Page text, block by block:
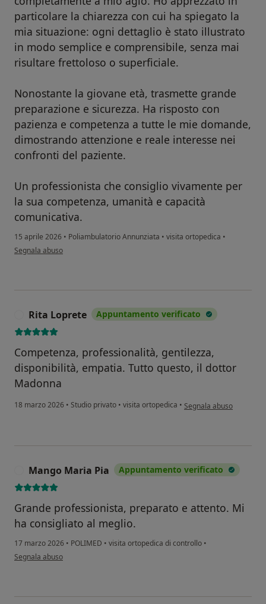
particolare la chiarezza con cui ha spiegato la
mia situazione: ogni dettaglio è stato illustrato
in modo semplice e comprensibile, senza mai
risultare frettoloso o superficiale.
Nonostante la giovane età, trasmette grande
preparazione e sicurezza. Ha risposto con
pazienza e competenza a tutte le mie domande,
dimostrando attenzione e reale interesse nei
confronti del paziente.
Un professionista che consiglio vivamente per
la sua competenza, umanità e capacità
comunicativa.
15 aprile 2026 • Poliambulatorio Annunziata • visita ortopedica •
secondo l'opinione dell'utente Antonella C.
Segnala abuso
Rita Loprete Appuntamento verificato
Competenza, professionalità, gentilezza,
disponibilità, empatia. Tutto questo, il dottor
Madonna
18 marzo 2026 • Studio privato • visita ortopedica • secondo l'opinione
Segnala abuso
Mango Maria Pia Appuntamento verificato
Grande professionista, preparato e attento. Mi
ha consigliato al meglio.
17 marzo 2026 • POLIMED • visita ortopedica di controllo •
secondo l'opinione dell'utente Mango Maria Pia
Segnala abuso